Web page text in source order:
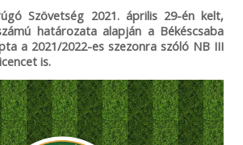
Szövetség 2021. április 29-én kelt,
határozata alapján a Békéscsaba
a 2021/2022-es szezonra szóló NB III
is.